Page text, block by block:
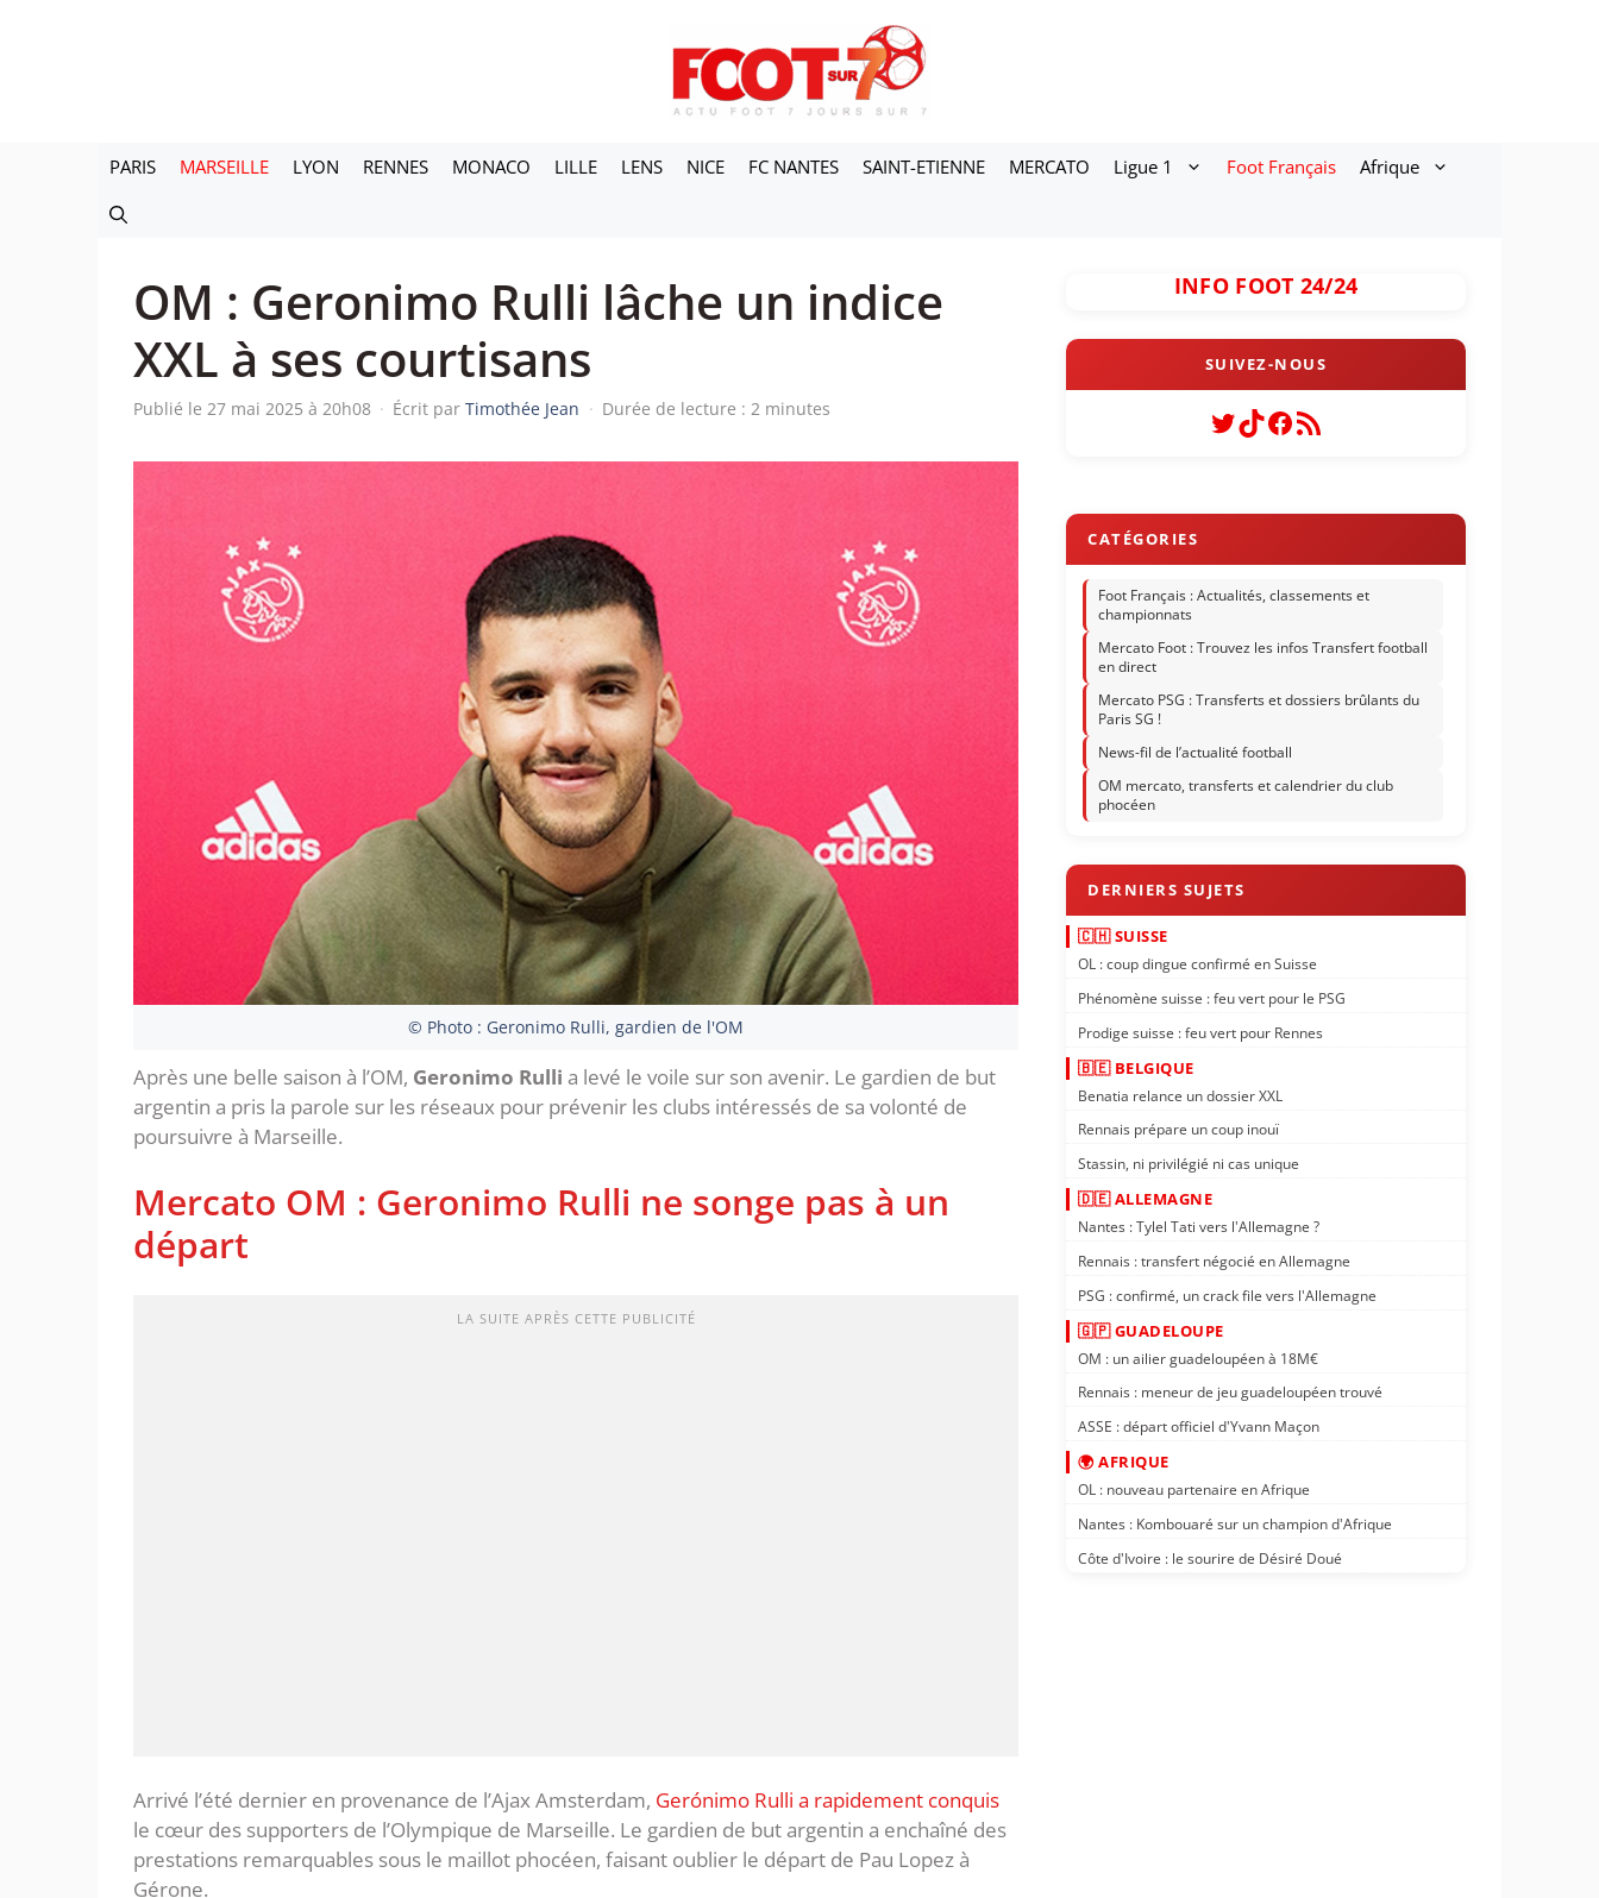
PARIS MARSEILLE LYON RENNES MONACO LILLE LENS NICE FC NANTES SAINT-ETIENNE MERCATO Ligue 1 Foot Français Afrique
OM : Geronimo Rulli lâche un indice
XXL à ses courtisans
Publié le 27 mai 2025 à 20h08 · Écrit parTimothée Jean · Durée de lecture : 2 minutes
© Photo : Geronimo Rulli, gardien de l'OM
Après une belle saison à l’OM, Geronimo Rulli a levé le voile sur son avenir. Le gardien de but
argentin a pris la parole sur les réseaux pour prévenir les clubs intéressés de sa volonté de
poursuivre à Marseille.
Mercato OM : Geronimo Rulli ne songe pas à un
départ
LA SUITE APRÈS CETTE PUBLICITÉ
Arrivé l’été dernier en provenance de l’Ajax Amsterdam, Gerónimo Rulli a rapidement conquis
le cœur des supporters de l’Olympique de Marseille. Le gardien de but argentin a enchaîné des
prestations remarquables sous le maillot phocéen, faisant oublier le départ de Pau Lopez à
Gérone.
INFO FOOT 24/24
Twitter
TikTok
Facebook
Flux RSS
Foot Français : Actualités, classements et
championnats
Mercato Foot : Trouvez les infos Transfert football
en direct
Mercato PSG : Transferts et dossiers brûlants du
Paris SG !
News-fil de l’actualité football
OM mercato, transferts et calendrier du club
phocéen
🇨🇭 SUISSE
OL : coup dingue confirmé en Suisse
Phénomène suisse : feu vert pour le PSG
Prodige suisse : feu vert pour Rennes
🇧🇪 BELGIQUE
Benatia relance un dossier XXL
Rennais prépare un coup inouï
Stassin, ni privilégié ni cas unique
🇩🇪 ALLEMAGNE
Nantes : Tylel Tati vers l'Allemagne ?
Rennais : transfert négocié en Allemagne
PSG : confirmé, un crack file vers l'Allemagne
🇬🇵 GUADELOUPE
OM : un ailier guadeloupéen à 18M€
Rennais : meneur de jeu guadeloupéen trouvé
ASSE : départ officiel d'Yvann Maçon
🌍 AFRIQUE
OL : nouveau partenaire en Afrique
Nantes : Kombouaré sur un champion d'Afrique
Côte d'Ivoire : le sourire de Désiré Doué